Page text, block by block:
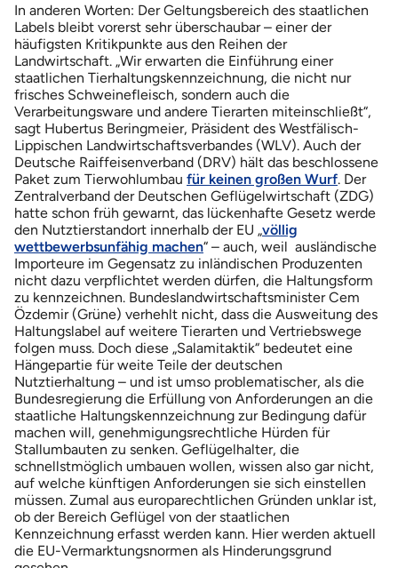
In anderen Worten: Der Geltungsbereich des staatlichen
Labels bleibt vorerst sehr überschaubar – einer der
häufigsten Kritikpunkte aus den Reihen der
Landwirtschaft. „Wir erwarten die Einführung einer
staatlichen Tierhaltungskennzeichnung, die nicht nur
frisches Schweinefleisch, sondern auch die
Verarbeitungsware und andere Tierarten miteinschließt“,
sagt Hubertus Beringmeier, Präsident des Westfälisch-
Lippischen Landwirtschaftsverbandes (WLV). Auch der
Deutsche Raiffeisenverband (DRV) hält das beschlossene
Paket zum Tierwohlumbau für keinen großen Wurf. Der
Zentralverband der Deutschen Geflügelwirtschaft (ZDG)
hatte schon früh gewarnt, das lückenhafte Gesetz werde
den Nutztierstandort innerhalb der EU „völlig
wettbewerbsunfähig machen“ – auch, weil ausländische
Importeure im Gegensatz zu inländischen Produzenten
nicht dazu verpflichtet werden dürfen, die Haltungsform
zu kennzeichnen. Bundeslandwirtschaftsminister Cem
Özdemir (Grüne) verhehlt nicht, dass die Ausweitung des
Haltungslabel auf weitere Tierarten und Vertriebswege
folgen muss. Doch diese „Salamitaktik“ bedeutet eine
Hängepartie für weite Teile der deutschen
Nutztierhaltung – und ist umso problematischer, als die
Bundesregierung die Erfüllung von Anforderungen an die
staatliche Haltungskennzeichnung zur Bedingung dafür
machen will, genehmigungsrechtliche Hürden für
Stallumbauten zu senken. Geflügelhalter, die
schnellstmöglich umbauen wollen, wissen also gar nicht,
auf welche künftigen Anforderungen sie sich einstellen
müssen. Zumal aus europarechtlichen Gründen unklar ist,
ob der Bereich Geflügel von der staatlichen
Kennzeichnung erfasst werden kann. Hier werden aktuell
die EU-Vermarktungsnormen als Hinderungsgrund